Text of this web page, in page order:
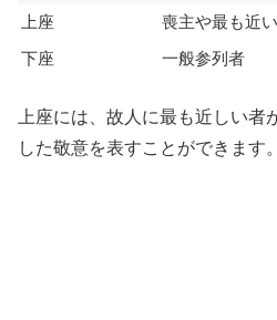
上座
喪主や最も近
下座
一般参列者
上座には、故人に最も近しい者
した敬意を表すことができます。